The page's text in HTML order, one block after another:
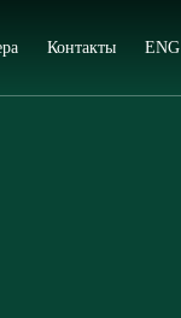
Контакты ENG